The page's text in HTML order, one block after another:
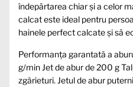
îndepărtarea chiar și a celor
calcat este ideal pentru
hainele perfect calcate și să
Performanța garantată a
g/min Jet de abur de 200 g
zgârieturi. Jetul de abur